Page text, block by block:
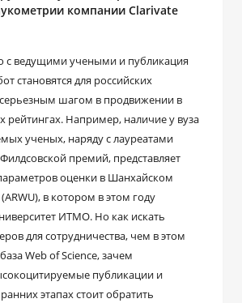
компании Clarivate
с ведущими учеными и публикация
становятся для российских
серьезным шагом в продвижении в
рейтингах. Например, наличие у вуза
ученых, наряду с лауреатами
премий, представляет
оценки в Шанхайском
в котором в этом году
ИТМО. Но как искать
для сотрудничества, чем в этом
Web of Science, зачем
публикации и
этапах стоит обратить